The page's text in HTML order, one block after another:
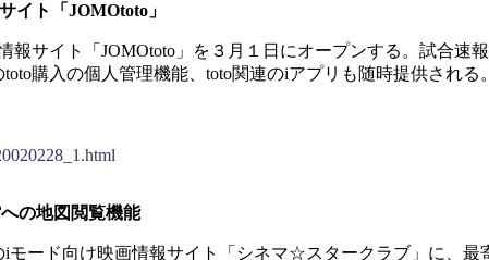
イト「JOMOtoto」
サイト「JOMOtoto」を３月１日にオープンする。試合速
購入の個人管理機能、toto関連のiアプリも随時提供される。
の地図閲覧機能
ード向け映画情報サイト「シネマ☆スタークラブ」に、最